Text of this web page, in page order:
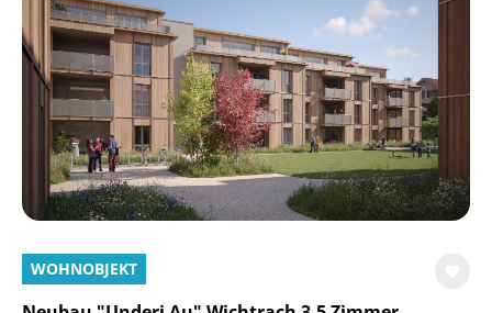
WOHNOBJEKT